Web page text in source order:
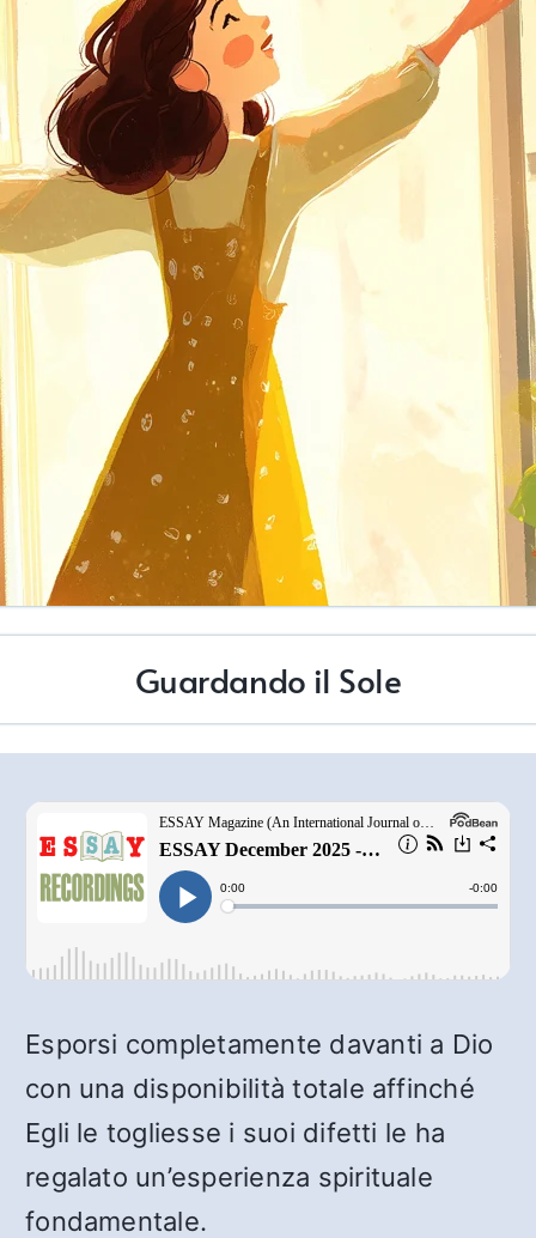
Guardando il Sole
Esporsi completamente davanti a Dio
con una disponibilità totale affinché
Egli le togliesse i suoi difetti le ha
regalato un’esperienza spirituale
fondamentale.